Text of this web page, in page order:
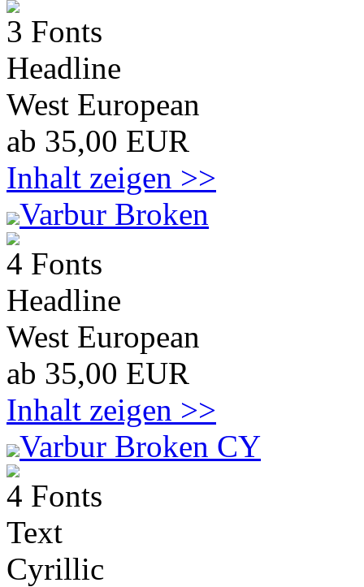
3 Fonts
Headline
West European
ab 35,00 EUR
Inhalt zeigen >>
Varbur Broken
4 Fonts
Headline
West European
ab 35,00 EUR
Inhalt zeigen >>
Varbur Broken CY
4 Fonts
Text
Cyrillic